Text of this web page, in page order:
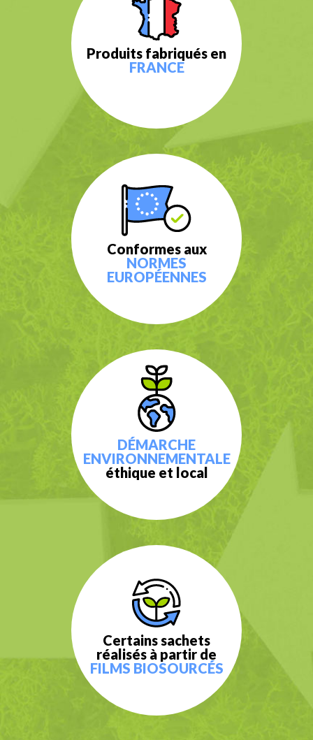
Produits fabriqués en
FRANCE
Conformes aux
NORMES
EUROPÉENNES
DÉMARCHE
ENVIRONNEMENTALE
éthique et local
Certains sachets
réalisés à partir de
FILMS BIOSOURCÉS